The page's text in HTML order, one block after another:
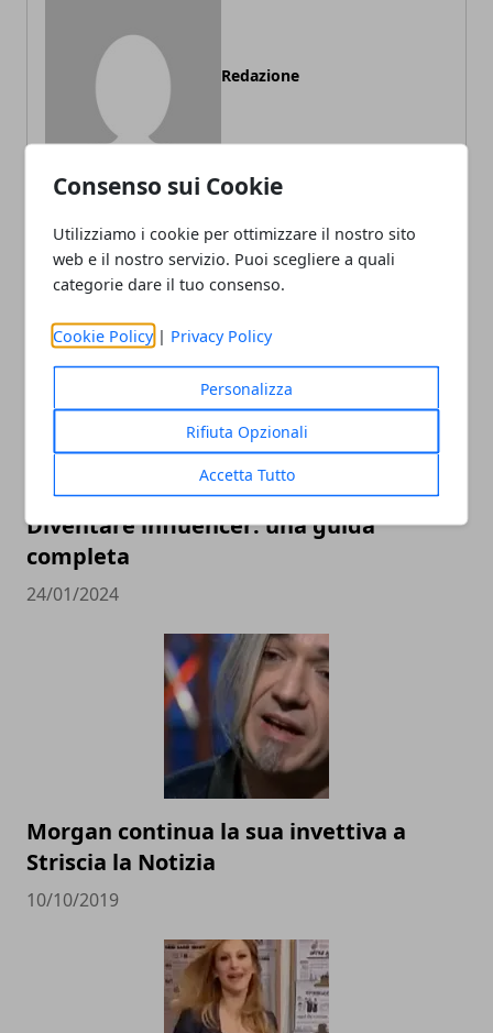
Consenso sui Cookie
Utilizziamo i cookie per ottimizzare il nostro sito
web e il nostro servizio. Puoi scegliere a quali
categorie dare il tuo consenso.
Cookie Policy | Privacy Policy
Personalizza
Rifiuta Opzionali
Accetta Tutto
Redazione
ARTICOLI CORRELATI
Diventare influencer: una guida
completa
24/01/2024
Morgan continua la sua invettiva a
Striscia la Notizia
10/10/2019